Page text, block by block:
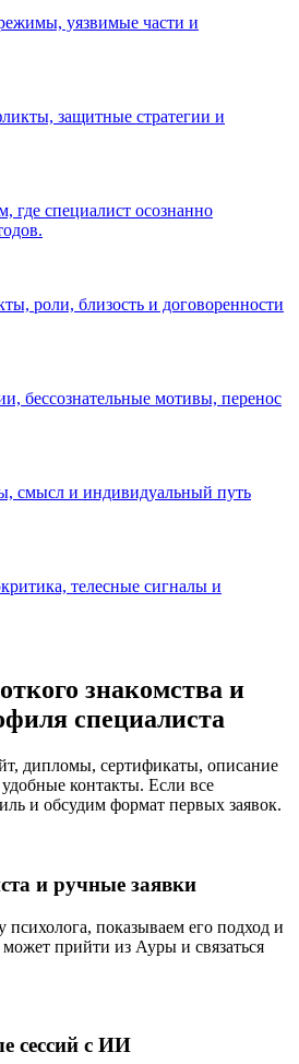
уязвимые части и
защитные стратегии и
где специалист осознанно
роли, близость и договоренности
бессознательные мотивы, перенос
смысл и индивидуальный путь
телесные сигналы и
знакомства и
специалиста
дипломы, сертификаты, описание
контакты. Если все
и обсудим формат первых заявок.
и ручные заявки
показываем его подход и
прийти из Ауры и связаться
сессий с ИИ